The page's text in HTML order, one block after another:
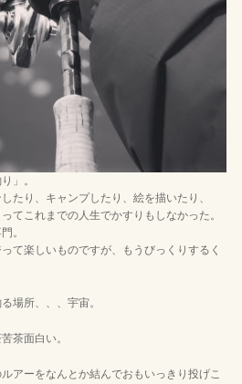
」。
たり、キャンプしたり、絵を描いたり、
てこれまでの人生でかすりもしなかった。
。
て楽しいものですが、もうびっくりするく
場所、、、宇宙。
茶面白い。
アーをなんとか結んでおもいっきり投げこ